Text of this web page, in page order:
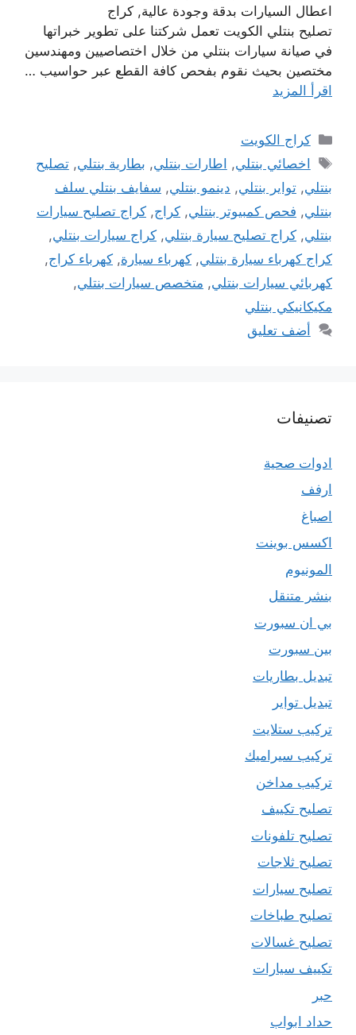
اعطال السيارات بدقة وجودة عالية, كراج
تصليح بنتلي الكويت تعمل شركتنا على تطوير خبراتها
في صيانة سيارات بنتلي من خلال اختصاصيين ومهندسين
مختصين بحيث نقوم بفحص كافة القطع عبر حواسيب …
اقرأ المزيد
التصنيفات
كراج الكويت
الوسوم
اخصائي بنتلي, اطارات بنتلي, بطارية بنتلي,تصليح
بنتلي, تواير بنتلي, دينمو بنتلي, سفايف بنتلي سلف
بنتلي, فحص كمبيوتر بنتلي, كراج, كراج تصليح سيارات
بنتلي, كراج تصليح سيارة بنتلي, كراج سيارات بنتلي,
كراج كهرباء سيارة بنتلي, كهرباء سيارة, كهرباء كراج,
كهربائي سيارات بنتلي, متخصص سيارات بنتلي,
مكيكانيكي بنتلي
أضف تعليق
تصنيفات
ادوات صحية
ارفف
اصباغ
اكسس بوينت
المونيوم
بنشر متنقل
بي ان سبورت
بين سبورت
تبديل بطاريات
تبديل تواير
تركيب ستلايت
تركيب سيراميك
تركيب مداخن
تصليح تكييف
تصليح تلفونات
تصليح ثلاجات
تصليح سيارات
تصليح طباخات
تصليح غسالات
تكييف سيارات
حبر
حداد ابواب